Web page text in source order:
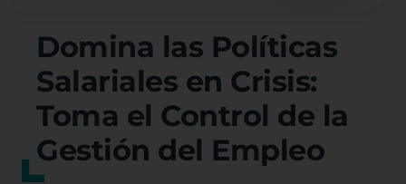
Domina las Políticas
Salariales en Crisis:
Toma el Control de la
Gestión del Empleo